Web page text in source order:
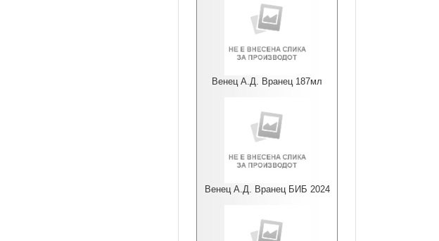
Венец А.Д. Вранец 187мл
Венец А.Д. Вранец БИБ 2024